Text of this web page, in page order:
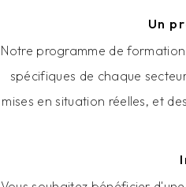
Un
Notre programme de
spécifiques de chaque
mises en situation réelles, et